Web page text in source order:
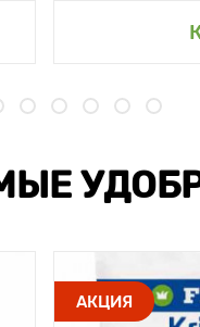
АКЦИЯ